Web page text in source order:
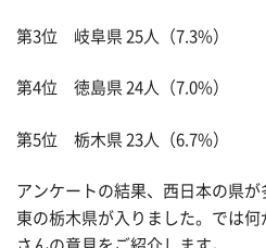
第3位 岐阜県 25人（7.3%）
第4位 徳島県 24人（7.0%）
第5位 栃木県 23人（6.7%）
アンケートの結果、西日本の県
東の栃木県が入りました。では